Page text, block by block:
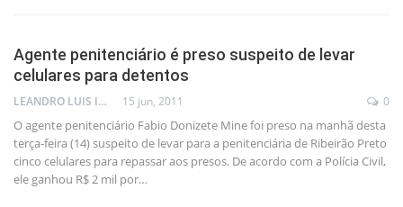
Agente penitenciário é preso suspeito de levar
celulares para detentos
LEANDRO LUIS ISOLA 15 jun, 2011 0
O agente penitenciário Fabio Donizete Mine foi preso na manhã desta
terça-feira (14) suspeito de levar para a penitenciária de Ribeirão Preto
cinco celulares para repassar aos presos. De acordo com a Polícia Civil,
ele ganhou R$ 2 mil por…